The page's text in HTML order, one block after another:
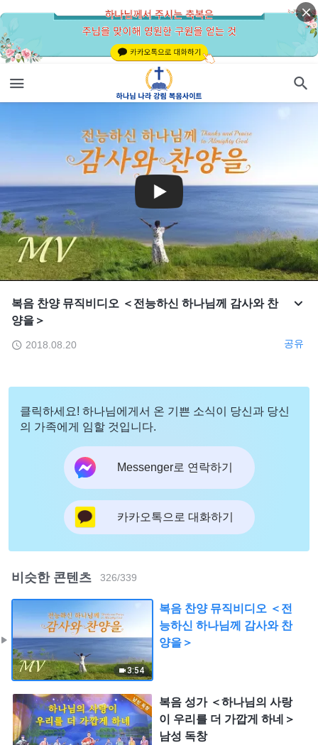
복음 찬양 뮤직비디오 ＜전능하신 하나님께 감사와 찬
양을＞
2018.08.20 공유
클릭하세요! 하나님에게서 온 기쁜 소식이 당신과 당신
의 가족에게 임할 것입니다.
Messenger로 연락하기
카카오톡으로 대화하기
비슷한 콘텐츠 326/339
3:54
복음 찬양 뮤직비디오 ＜전
능하신 하나님께 감사와 찬
양을＞
복음 성가 ＜하나님의 사랑
이 우리를 더 가깝게 하네＞
남성 독창